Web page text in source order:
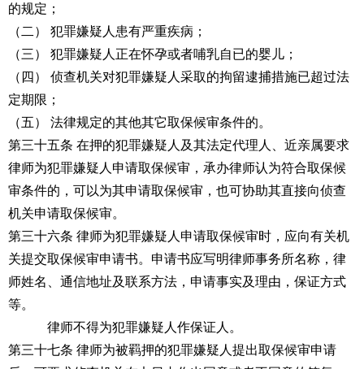
的规定；
（二） 犯罪嫌疑人患有严重疾病；
（三） 犯罪嫌疑人正在怀孕或者哺乳自已的婴儿；
（四） 侦查机关对犯罪嫌疑人采取的拘留逮捕措施已超过法
定期限；
（五） 法律规定的其他其它取保候审条件的。
第三十五条 在押的犯罪嫌疑人及其法定代理人、近亲属要求
律师为犯罪嫌疑人申请取保候审，承办律师认为符合取保候
审条件的，可以为其申请取保候审，也可协助其直接向侦查
机关申请取保候审。
第三十六条 律师为犯罪嫌疑人申请取保候审时，应向有关机
关提交取保候审申请书。申请书应写明律师事务所名称，律
师姓名、通信地址及联系方法，申请事实及理由，保证方式
等。
律师不得为犯罪嫌疑人作保证人。
第三十七条 律师为被羁押的犯罪嫌疑人提出取保候审申请